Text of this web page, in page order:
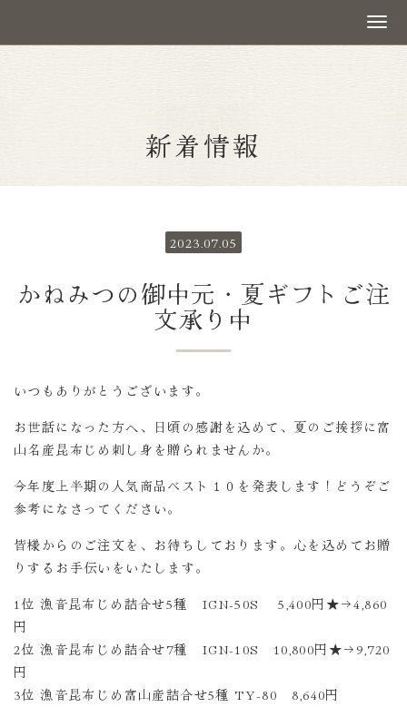
新着情報
2023.07.05
かねみつの御中元・夏ギフトご注
文承り中
いつもありがとうございます。
お世話になった方へ、日頃の感謝を込めて、夏のご挨拶に富
山名産昆布じめ刺し身を贈られませんか。
今年度上半期の人気商品ベスト１０を発表します！どうぞご
参考になさってください。
皆様からのご注文を、お待ちしております。心を込めてお贈
りするお手伝いをいたします。
1位 漁音昆布じめ詰合せ5種 IGN-50S 5,400円★→4,860
円
2位 漁音昆布じめ詰合せ7種 IGN-10S 10,800円★→9,720
円
3位 漁音昆布じめ富山産詰合せ5種 TY-80 8,640円